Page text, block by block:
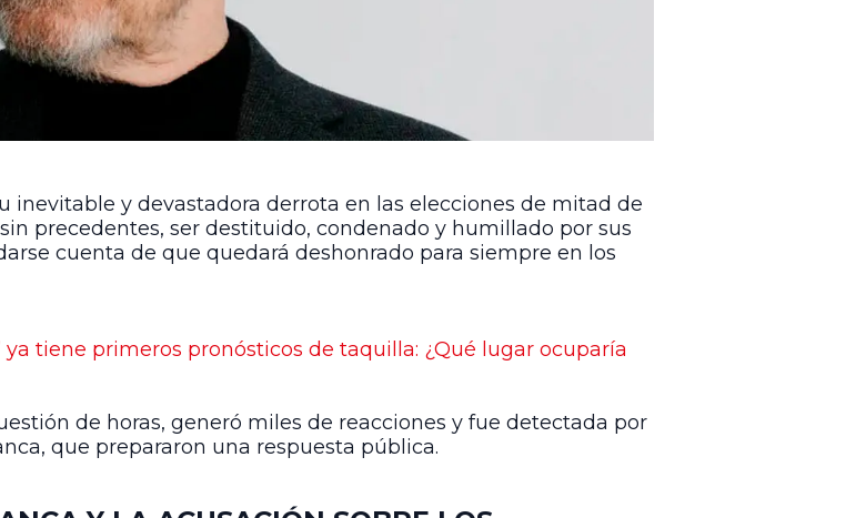
inevitable y devastadora derrota en las elecciones de mitad de
precedentes, ser destituido, condenado y humillado por sus
cuenta de que quedará deshonrado para siempre en los
ya tiene primeros pronósticos de taquilla: ¿Qué lugar ocuparía
de horas, generó miles de reacciones y fue detectada por
que prepararon una respuesta pública.